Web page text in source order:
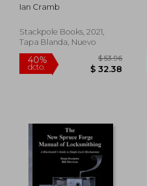
Ian Cramb
Stackpole Books, 2021,
Tapa Blanda, Nuevo
40%
dcto. $ 32.38